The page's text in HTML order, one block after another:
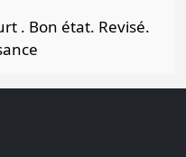
. Bon état. Revisé.